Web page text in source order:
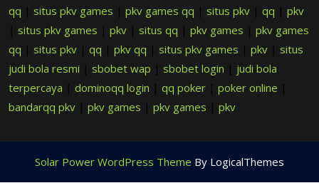
qq | situs pkv games | pkv games qq | situs pkv | qq | pkv
| situs pkv games | pkv | situs qq | pkv games | pkv games
qq | situs pkv | qq | pkv qq | situs pkv games | pkv | situs
judi bola resmi | sbobet wap | sbobet login | judi bola
terpercaya | dominoqq login | qq poker | poker online |
bandarqq pkv | pkv games | pkv games | pkv
Solar Power WordPress Theme By LogicalThemes